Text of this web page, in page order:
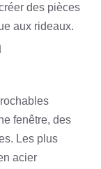
des pièces
aux rideaux.
fenêtre, des
Les plus
acier